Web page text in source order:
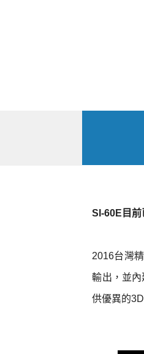
SI-60E目
2016台灣
輸出，並
供優異的